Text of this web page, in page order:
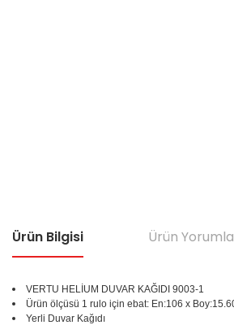
Ürün Bilgisi Ürün
VERTU HELİUM DUVAR KAĞIDI 9003-1
Ürün ölçüsü 1 rulo için ebat: En:106 x
Yerli Duvar Kağıdı